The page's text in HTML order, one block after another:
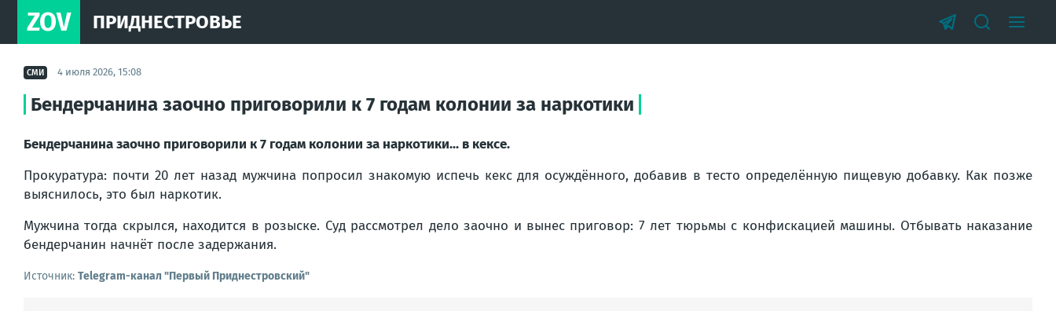
ZOV ПРИДНЕСТРОВЬЕ
СМИ 4 июля 2026, 15:08
Бендерчанина заочно приговорили к 7 годам колонии за наркотики
Бендерчанина заочно приговорили к 7 годам колонии за наркотики... в кексе.
Прокуратура: почти 20 лет назад мужчина попросил знакомую испечь кекс для осуждённого, добавив в тесто определённую пищевую добавку. Как позже
выяснилось, это был наркотик.
Мужчина тогда скрылся, находится в розыске. Суд рассмотрел дело заочно и вынес приговор: 7 лет тюрьмы с конфискацией машины. Отбывать наказание
бендерчанин начнёт после задержания.
Источник: Telegram-канал "Первый Приднестровский"